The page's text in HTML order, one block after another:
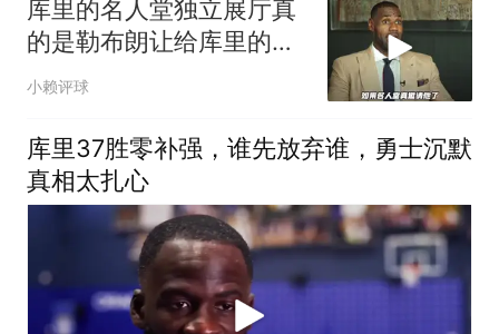
库里的名人堂独立展厅真
的是勒布朗让给库里的
吗？
小赖评球
库里37胜零补强，谁先放弃谁，勇士沉默
真相太扎心